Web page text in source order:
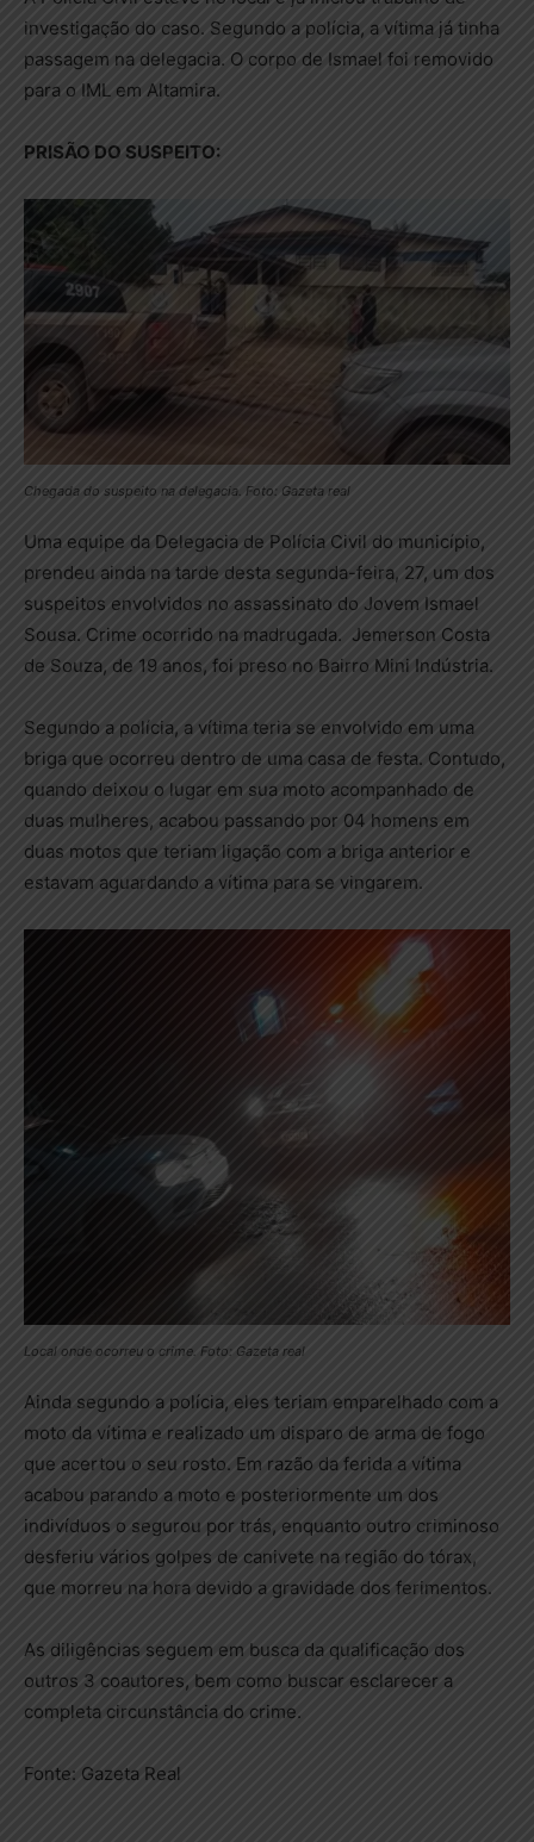
investigação do caso. Segundo a polícia, a vítima já tinha
passagem na delegacia. O corpo de Ismael foi removido
para o IML em Altamira.
PRISÃO DO SUSPEITO:
Chegada do suspeito na delegacia. Foto: Gazeta real
Uma equipe da Delegacia de Polícia Civil do município,
prendeu ainda na tarde desta segunda-feira, 27, um dos
suspeitos envolvidos no assassinato do Jovem Ismael
Sousa. Crime ocorrido na madrugada. Jemerson Costa
de Souza, de 19 anos, foi preso no Bairro Mini Indústria.
Segundo a polícia, a vítima teria se envolvido em uma
briga que ocorreu dentro de uma casa de festa. Contudo,
quando deixou o lugar em sua moto acompanhado de
duas mulheres, acabou passando por 04 homens em
duas motos que teriam ligação com a briga anterior e
estavam aguardando a vítima para se vingarem.
Local onde ocorreu o crime. Foto: Gazeta real
Ainda segundo a polícia, eles teriam emparelhado com a
moto da vítima e realizado um disparo de arma de fogo
que acertou o seu rosto. Em razão da ferida a vítima
acabou parando a moto e posteriormente um dos
indivíduos o segurou por trás, enquanto outro criminoso
desferiu vários golpes de canivete na região do tórax,
que morreu na hora devido a gravidade dos ferimentos.
As diligências seguem em busca da qualificação dos
outros 3 coautores, bem como buscar esclarecer a
completa circunstância do crime.
Fonte: Gazeta Real